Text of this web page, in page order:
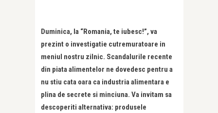
Duminica, la “Romania, te iubesc!”, va
prezint o investigatie cutremuratoare in
meniul nostru zilnic. Scandalurile recente
din piata alimentelor ne dovedesc pentru a
nu stiu cata oara ca industria alimentara e
plina de secrete si minciuna. Va invitam sa
descoperiti alternativa: produsele